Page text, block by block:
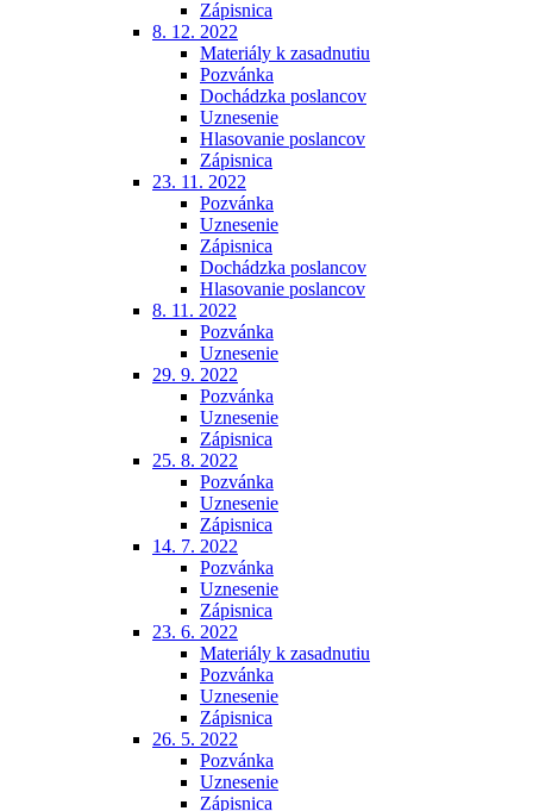
Zápisnica
8. 12. 2022
Materiály k zasadnutiu
Pozvánka
Dochádzka poslancov
Uznesenie
Hlasovanie poslancov
Zápisnica
23. 11. 2022
Pozvánka
Uznesenie
Zápisnica
Dochádzka poslancov
Hlasovanie poslancov
8. 11. 2022
Pozvánka
Uznesenie
29. 9. 2022
Pozvánka
Uznesenie
Zápisnica
25. 8. 2022
Pozvánka
Uznesenie
Zápisnica
14. 7. 2022
Pozvánka
Uznesenie
Zápisnica
23. 6. 2022
Materiály k zasadnutiu
Pozvánka
Uznesenie
Zápisnica
26. 5. 2022
Pozvánka
Uznesenie
Zápisnica